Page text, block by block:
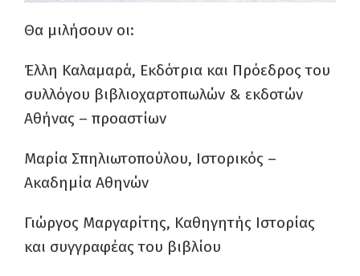
Θα μιλήσουν οι:
Έλλη Καλαμαρά, Εκδότρια και Πρόεδρος του
συλλόγου βιβλιοχαρτοπωλών & εκδοτών
Αθήνας – προαστίων
Μαρία Σπηλιωτοπούλου, Ιστορικός –
Ακαδημία Αθηνών
Γιώργος Μαργαρίτης, Καθηγητής Ιστορίας
και συγγραφέας του βιβλίου